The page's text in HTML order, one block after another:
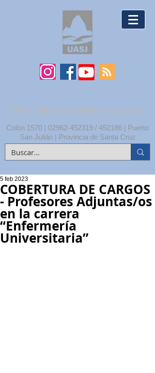
UNPA | UNIDAD ACADÉMICA SAN JULIÁN
Colón 1570 | 02962-452319 / 452186 | Puerto
San Julián | Provincia de Santa Cruz
COBERTURA DE CARGOS
- Profesores Adjuntas/os
en la carrera
“Enfermería
Universitaria”
5 feb 2023